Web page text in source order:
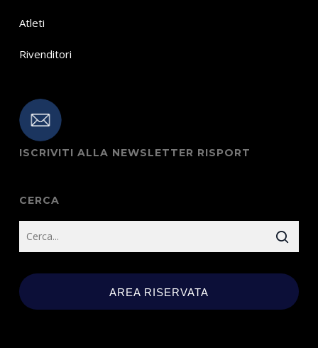
Atleti
Rivenditori
ISCRIVITI ALLA NEWSLETTER RISPORT
CERCA
AREA RISERVATA